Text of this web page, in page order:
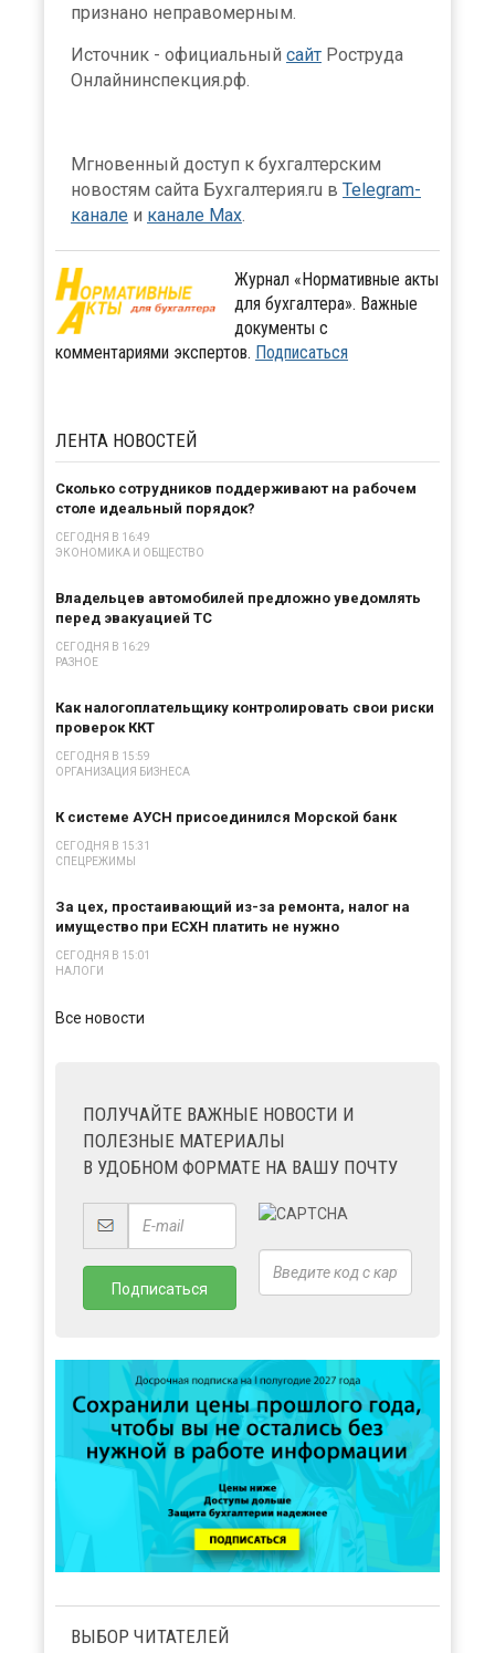
признано неправомерным.
Источник - официальный сайт Роструда
Онлайнинспекция.рф.
Мгновенный доступ к бухгалтерским
новостям сайта Бухгалтерия.ru в Telegram-
канале и канале Max.
Журнал «Нормативные акты
для бухгалтера». Важные
документы с
комментариями экспертов. Подписаться
ЛЕНТА НОВОСТЕЙ
Сколько сотрудников поддерживают на рабочем
столе идеальный порядок?
СЕГОДНЯ В 16:49
ЭКОНОМИКА И ОБЩЕСТВО
Владельцев автомобилей предложно уведомлять
перед эвакуацией ТС
СЕГОДНЯ В 16:29
РАЗНОЕ
Как налогоплательщику контролировать свои риски
проверок ККТ
СЕГОДНЯ В 15:59
ОРГАНИЗАЦИЯ БИЗНЕСА
К системе АУСН присоединился Морской банк
СЕГОДНЯ В 15:31
СПЕЦРЕЖИМЫ
За цех, простаивающий из-за ремонта, налог на
имущество при ЕСХН платить не нужно
СЕГОДНЯ В 15:01
НАЛОГИ
Все новости
ПОЛУЧАЙТЕ ВАЖНЫЕ НОВОСТИ И
ПОЛЕЗНЫЕ МАТЕРИАЛЫ
В УДОБНОМ ФОРМАТЕ НА ВАШУ ПОЧТУ
ВЫБОР ЧИТАТЕЛЕЙ